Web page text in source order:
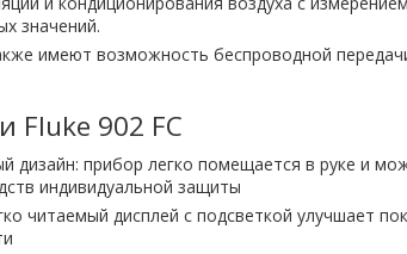
значений.
имеют возможность беспроводной
Fluke 902 FC
дизайн: прибор легко помещается в руке и
индивидуальной защиты
читаемый дисплей с подсветкой улучшает